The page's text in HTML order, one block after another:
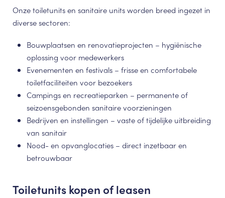
Onze toiletunits en sanitaire units worden breed ingezet in
diverse sectoren:
Bouwplaatsen en renovatieprojecten – hygiënische
oplossing voor medewerkers
Evenementen en festivals – frisse en comfortabele
toiletfaciliteiten voor bezoekers
Campings en recreatieparken – permanente of
seizoensgebonden sanitaire voorzieningen
Bedrijven en instellingen – vaste of tijdelijke uitbreiding
van sanitair
Nood- en opvanglocaties – direct inzetbaar en
betrouwbaar
Toiletunits kopen of leasen